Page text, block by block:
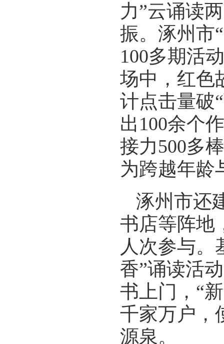
力”云诵读
振。涿州市
100多期活
场中，红色
计点击量破
出100余个
接力500多
为跨越年龄
涿州市还
书店等阵地
人次参与。
香”诵读活
书上门，“
千家万户，
源泉。